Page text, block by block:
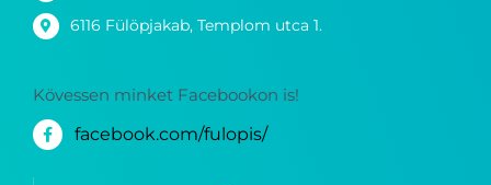
Kövessen minket Facebookon is!
Kérdése van? Írjon nekünk!